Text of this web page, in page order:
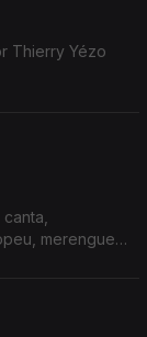
Thierry Yézo
merengue